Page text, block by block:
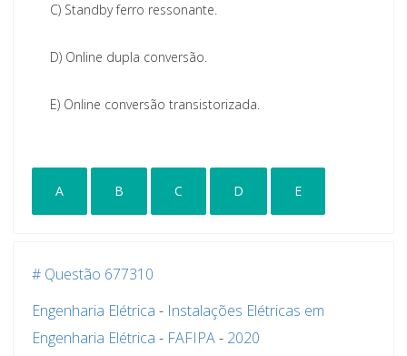
C) Standby ferro ressonante.
D) Online dupla conversão.
E) Online conversão transistorizada.
A B C D E
# Questão 677310
Engenharia Elétrica - Instalações Elétricas em
Engenharia Elétrica - FAFIPA- 2020